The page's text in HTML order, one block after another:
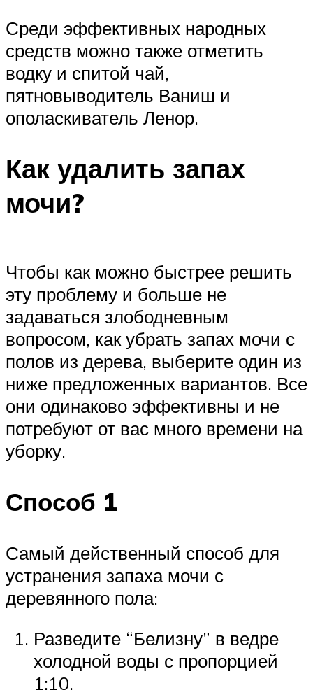
Среди эффективных народных
средств можно также отметить
водку и спитой чай,
пятновыводитель Ваниш и
ополаскиватель Ленор.
Как удалить запах
мочи?
Чтобы как можно быстрее решить
эту проблему и больше не
задаваться злободневным
вопросом, как убрать запах мочи с
полов из дерева, выберите один из
ниже предложенных вариантов. Все
они одинаково эффективны и не
потребуют от вас много времени на
уборку.
Способ 1
Самый действенный способ для
устранения запаха мочи с
деревянного пола:
Разведите “Белизну” в ведре
холодной воды с пропорцией
1:10.